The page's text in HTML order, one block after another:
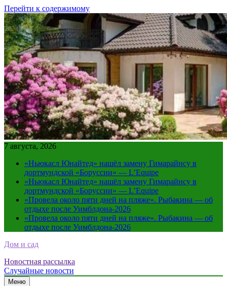
Перейти к содержимому
7 августа, 2026
«Ньюкасл Юнайтед» нашёл замену Гимарайнсу в
дортмундской «Боруссии» — L’Equipe
«Ньюкасл Юнайтед» нашёл замену Гимарайнсу в
дортмундской «Боруссии» — L’Equipe
«Провела около пяти дней на пляже». Рыбакина — об
отдыхе после Уимблдона-2026
«Провела около пяти дней на пляже». Рыбакина — об
отдыхе после Уимблдона-2026
Дом и сад
Новостная рассылка
Случайные новости
Меню